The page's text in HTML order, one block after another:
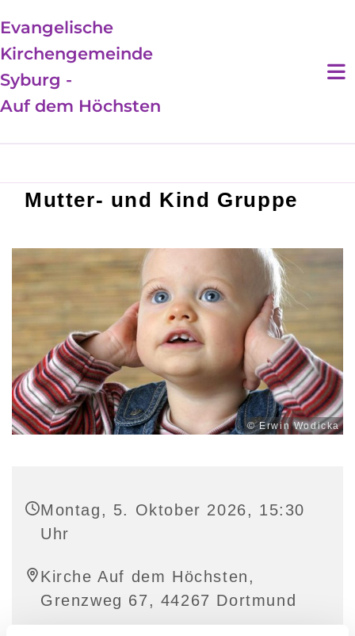
Evangelische
Kirchengemeinde
Syburg -
Auf dem Höchsten
Mutter- und Kind Gruppe
© Erwin Wodicka
Montag, 5. Oktober 2026, 15:30
Uhr
Kirche Auf dem Höchsten,
Grenzweg 67, 44267 Dortmund